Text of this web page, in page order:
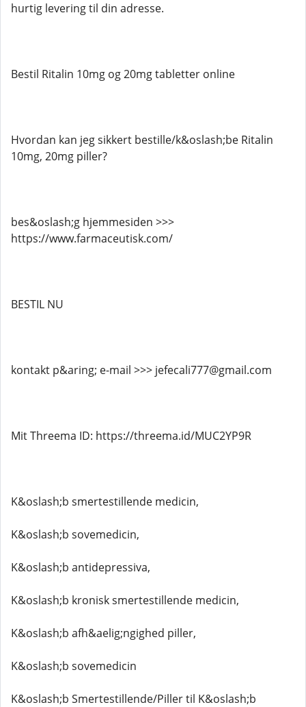
hurtig levering til din adresse.
Bestil Ritalin 10mg og 20mg tabletter online
Hvordan kan jeg sikkert bestille/k&oslash;be Ritalin
10mg, 20mg piller?
bes&oslash;g hjemmesiden >>>
https://www.farmaceutisk.com/
BESTIL NU
kontakt p&aring; e-mail >>> jefecali777@gmail.com
Mit Threema ID: https://threema.id/MUC2YP9R
K&oslash;b smertestillende medicin,
K&oslash;b sovemedicin,
K&oslash;b antidepressiva,
K&oslash;b kronisk smertestillende medicin,
K&oslash;b afh&aelig;ngighed piller,
K&oslash;b sovemedicin
K&oslash;b Smertestillende/Piller til K&oslash;b